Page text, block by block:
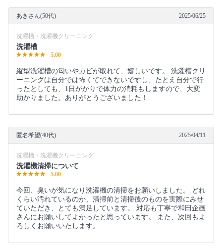
あきさん(50代) 2025/06/25
洗濯槽・洗濯機クリーニング
洗濯槽
5.00
縦型洗濯槽の匂いやカビが取れて、嬉しいです。 洗濯槽クリ
ーニングは自分では怖くてできないですし、たとえ自分で行
ったとしても、1日がかりで体力の消耗もしますので、大変
助かりました。ありがとうございました！
匿名希望(40代) 2025/04/11
洗濯槽・洗濯機クリーニング
洗濯機清掃について
5.00
今回、臭いが気になり洗濯機の清掃をお願いしました。 どれ
くらい汚れているのか、清掃前と清掃後のものを実際にみせ
ていただき、とても満足しています。 対応も丁寧で和田企画
さんにお願いしてよかったと思っています。 また、次回もよ
ろしくお願いいたします。